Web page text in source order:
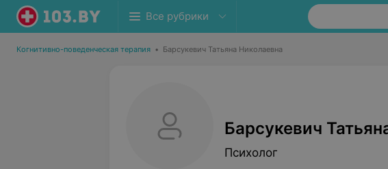
Все рубрики
Когнитивно-поведенческая терапия • Барсукевич Татьяна Николаевна
Барсукевич
Психолог